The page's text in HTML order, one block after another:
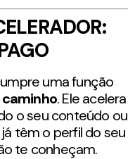
uma função
. Ele acelera
o seu conteúdo ou
têm o perfil do seu
te conheçam.